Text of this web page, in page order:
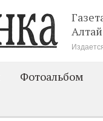
Фотоальбом